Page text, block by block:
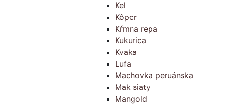
Kel
Kôpor
Kŕmna repa
Kukurica
Kvaka
Lufa
Machovka peruánska
Mak siaty
Mangold